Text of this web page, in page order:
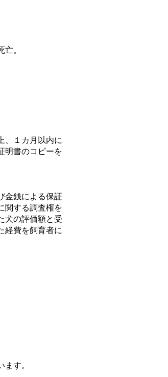
。
、１カ月以内に
明書のコピーを
金銭による保証
関する調査権を
犬の評価額と受
経費を飼育者に
す。